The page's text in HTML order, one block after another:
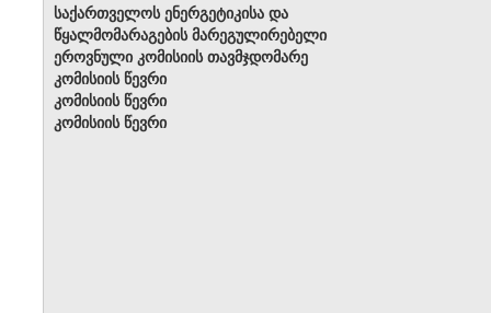
საქართველოს ენერგეტიკისა და
წყალმომარაგების მარეგულირებელი
ეროვნული კომისიის თავმჯდომარე
კომისიის წევრი
კომისიის წევრი
კომისიის წევრი